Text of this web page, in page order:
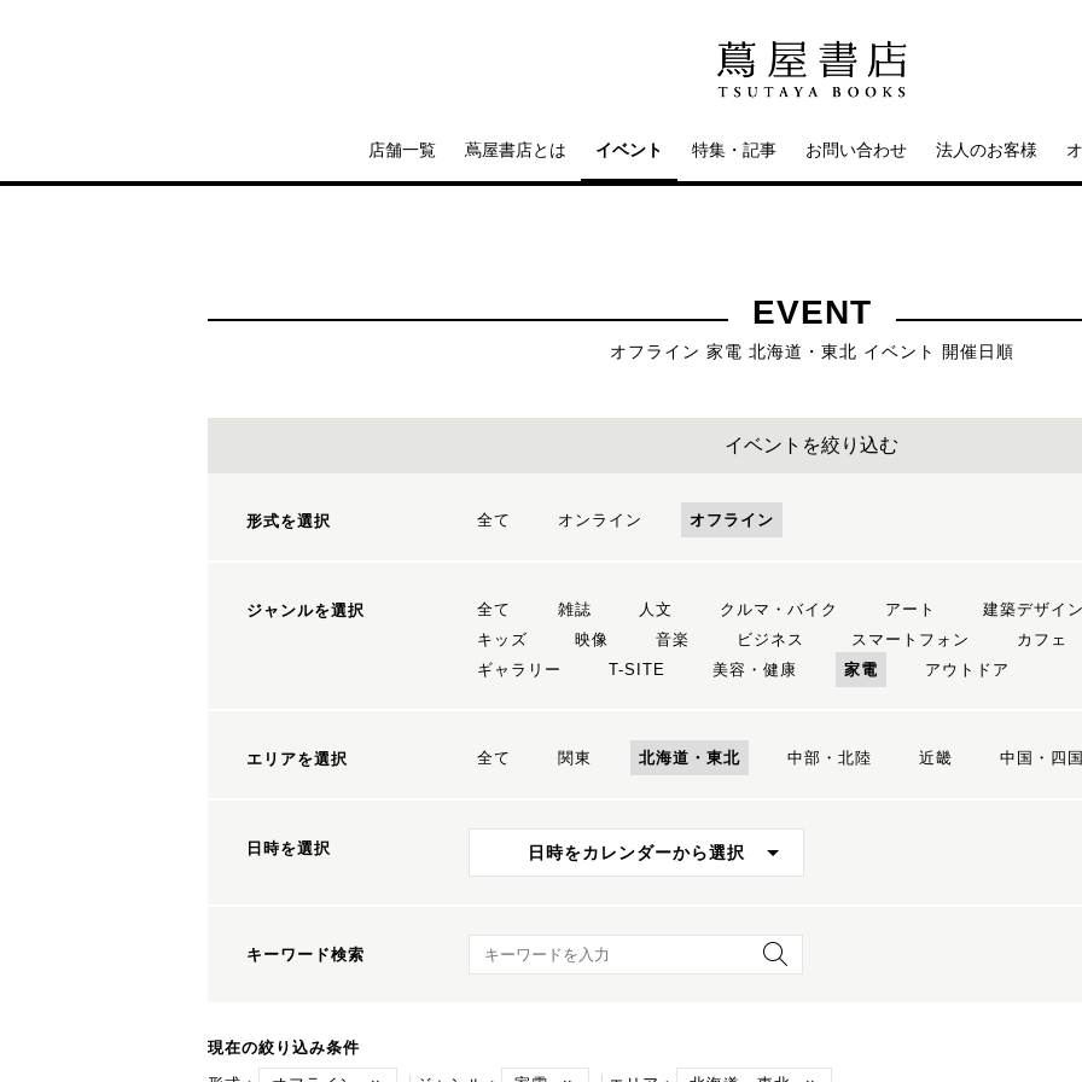
店舗一覧 蔦屋書店とは イベント 特集・記事 お問い合わせ 法人のお客様
EVENT
オフライン 家電 北海道・東北 イベント 開催日順
イベントを絞り込む
形式を選択 全て オンライン オフライン
ジャンルを選択 全て 雑誌 人文 クルマ・バイク アート 建築デザイン
キッズ
映像 音楽 ビジネス スマートフォン カフェ
ギャラリー
T-SITE 美容・健康 家電 アウトドア
エリアを選択 全て 関東 北海道・東北 中部・北陸 近畿 中国・四国
日時を選択 日時をカレンダーから選択
キーワード検索 キーワード検索
現在の絞り込み条件